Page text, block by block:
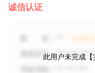
诚信认证
身份证号：**** **** ****
此用户未完成